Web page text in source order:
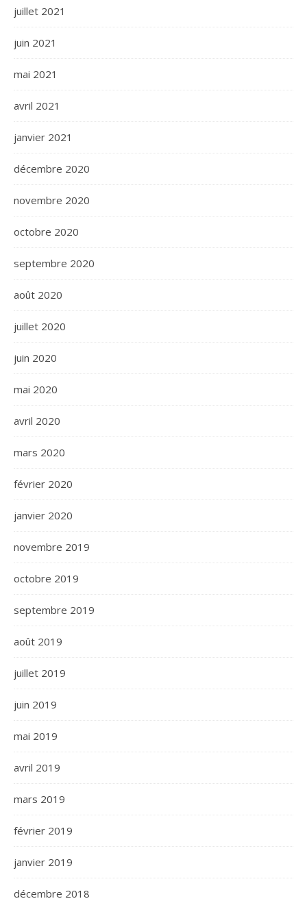
juillet 2021
juin 2021
mai 2021
avril 2021
janvier 2021
décembre 2020
novembre 2020
octobre 2020
septembre 2020
août 2020
juillet 2020
juin 2020
mai 2020
avril 2020
mars 2020
février 2020
janvier 2020
novembre 2019
octobre 2019
septembre 2019
août 2019
juillet 2019
juin 2019
mai 2019
avril 2019
mars 2019
février 2019
janvier 2019
décembre 2018